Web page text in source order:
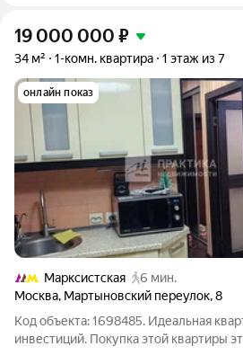
19 000 000 ₽
34 м² 1-комн. квартира 1 этаж из 7
онлайн показ
Марксистская
6 мин.
Москва, Мартыновский переулок,8
Код объекта: 1698485. Идеальная
инвестиций. Покупка этой квартиры это отличное решение для